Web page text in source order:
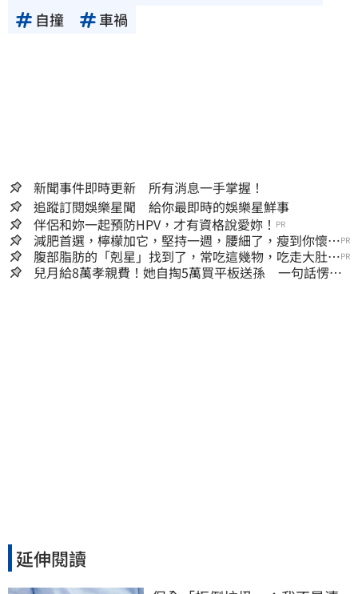
自撞
車禍
新聞事件即時更新 所有消息一手掌握！
追蹤訂閱娛樂星聞 給你最即時的娛樂星鮮事
伴侶和妳一起預防HPV，才有資格說愛妳！ PR
減肥首選，檸檬加它，堅持一週，腰細了，瘦到你懷疑
人生
PR
腹部脂肪的「剋星」找到了，常吃這幾物，吃走大肚
囊，瘦出小蠻腰
PR
兒月給8萬孝親費！她自掏5萬買平板送孫 一句話愣原
延伸閱讀